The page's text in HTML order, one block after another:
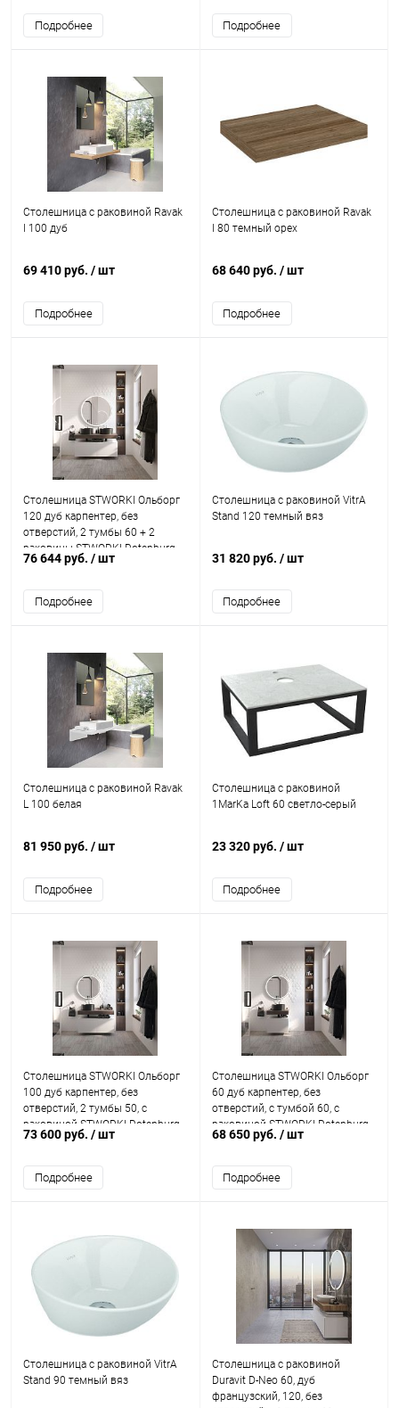
Подробнее Подробнее
Столешница с раковиной Ravak
I 100 дуб
69 410 руб. / шт
Подробнее
Столешница с раковиной Ravak
I 80 темный орех
68 640 руб. / шт
Подробнее
Столешница STWORKI Ольборг
120 дуб карпентер, без
отверстий, 2 тумбы 60 + 2
раковины STWORKI Rotenburg
40, черная
76 644 руб. / шт
Подробнее
Столешница с раковиной VitrA
Stand 120 темный вяз
31 820 руб. / шт
Подробнее
Столешница с раковиной Ravak
L 100 белая
81 950 руб. / шт
Подробнее
Столешница с раковиной
1MarKa Loft 60 светло-серый
23 320 руб. / шт
Подробнее
Столешница STWORKI Ольборг
100 дуб карпентер, без
отверстий, 2 тумбы 50, с
раковиной STWORKI Rotenburg
40 черной
73 600 руб. / шт
Подробнее
Столешница STWORKI Ольборг
60 дуб карпентер, без
отверстий, с тумбой 60, с
раковиной STWORKI Rotenburg
40 черной
68 650 руб. / шт
Подробнее
Столешница с раковиной VitrA
Stand 90 темный вяз
Столешница с раковиной
Duravit D-Neo 60, дуб
французский, 120, без